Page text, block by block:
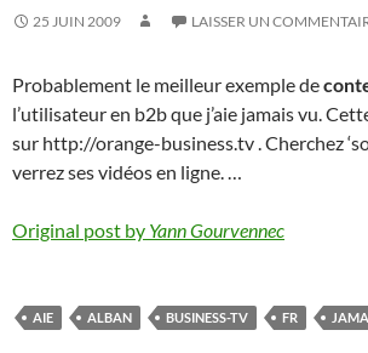
25 JUIN 2009 LAISSER UN
Probablement le meilleur exemple de
l’utilisateur en b2b que j’aie jamais vu.
sur http://orange-business.tv . Cherchez
verrez ses vidéos en ligne. …
Original post by Yann Gourvennec
AIE ALBAN BUSINESS-TV FR